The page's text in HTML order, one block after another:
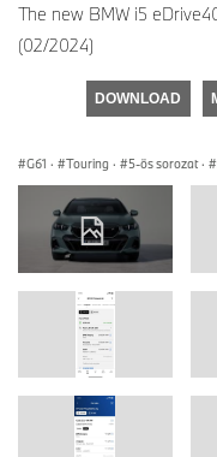
The new BMW i5
(02/2024)
DOWNLOAD
G61 · Touring · 5-ös sorozat ·